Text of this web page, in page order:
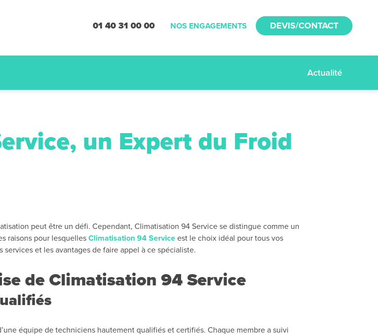
01 40 31 00 00 NOS ENGAGEMENTS DEVIS/CONTACT
Actualité
un Expert du Froid
peut être un défi. Cependant, Climatisation 94 Service se distingue comme un
raisons pour lesquelles Climatisation 94 Service est le choix idéal pour tous vos
et les avantages de faire appel à ce spécialiste.
de Climatisation 94 Service
équipe de techniciens hautement qualifiés et certifiés. Chaque membre a suivi